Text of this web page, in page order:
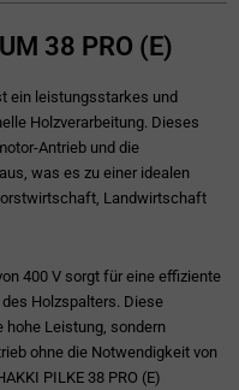
38 PRO (E)
ein leistungsstarkes und
Holzverarbeitung. Dieses
Antrieb und die
was es zu einer idealen
Landwirtschaft
400 V sorgt für eine effiziente
Holzspalters. Diese
Leistung, sondern
ohne die Notwendigkeit von
PILKE 38 PRO (E)